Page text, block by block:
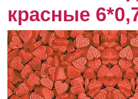
красные